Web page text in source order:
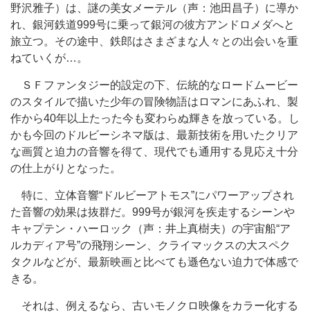
野沢雅子）は、謎の美女メーテル（声：池田昌子）に導か
れ、銀河鉄道999号に乗って銀河の彼方アンドロメダへと
旅立つ。その途中、鉄郎はさまざまな人々との出会いを重
ねていくが…。
ＳＦファンタジー的設定の下、伝統的なロードムービー
のスタイルで描いた少年の冒険物語はロマンにあふれ、製
作から40年以上たった今も変わらぬ輝きを放っている。し
かも今回のドルビーシネマ版は、最新技術を用いたクリア
な画質と迫力の音響を得て、現代でも通用する見応え十分
の仕上がりとなった。
特に、立体音響“ドルビーアトモス”にパワーアップされ
た音響の効果は抜群だ。999号が銀河を疾走するシーンや
キャプテン・ハーロック（声：井上真樹夫）の宇宙船“ア
ルカディア号”の飛翔シーン、クライマックスの大スペク
タクルなどが、最新映画と比べても遜色ない迫力で体感で
きる。
それは、例えるなら、古いモノクロ映像をカラー化する